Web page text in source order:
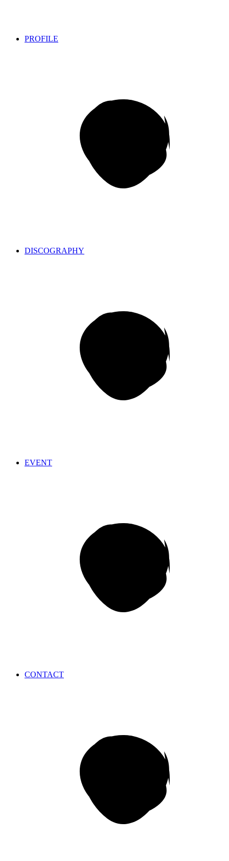
PROFILE
DISCOGRAPHY
EVENT
CONTACT